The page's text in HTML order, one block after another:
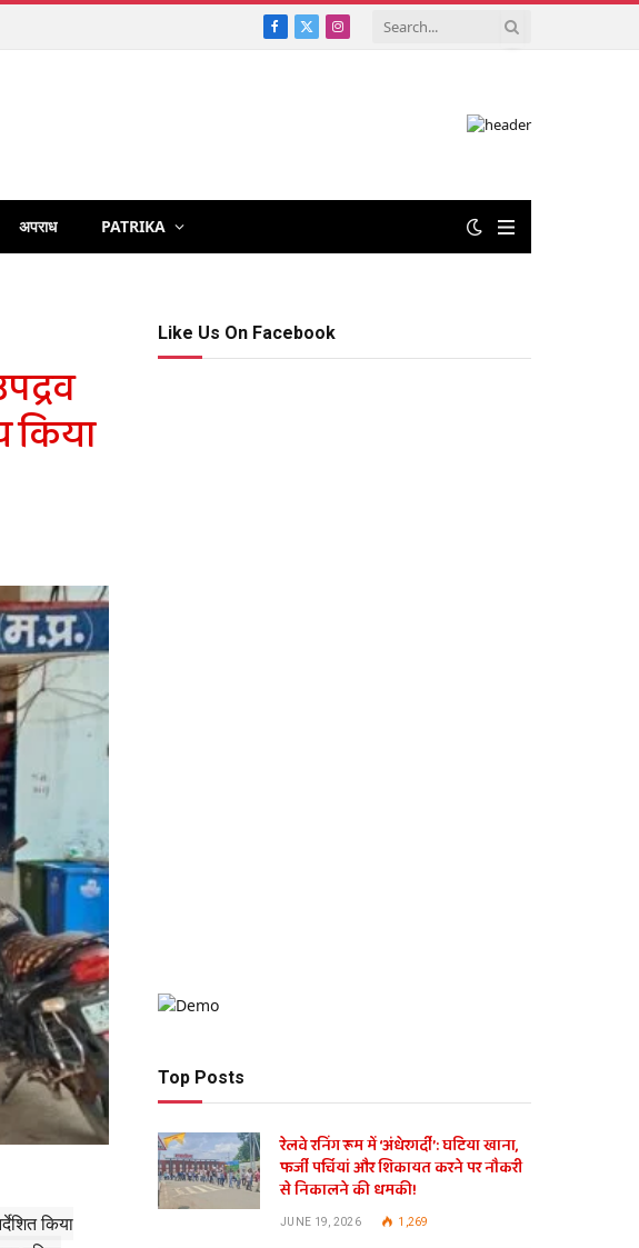
Facebook
X
Instagram
अपराध PATRIKA
किया
किया
Like Us On Facebook
Top Posts
रेलवे रनिंग रूम में ‘अंधेरगर्दी’: घटिया खाना,
फर्जी पर्चियां और शिकायत करने पर नौकरी
से निकालने की धमकी!
JUNE 19, 2026 1,269